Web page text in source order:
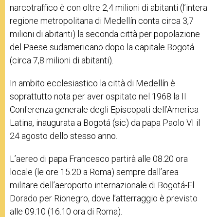
narcotraffico è con oltre 2,4 milioni di abitanti (l’intera
regione metropolitana di Medellín conta circa 3,7
milioni di abitanti) la seconda città per popolazione
del Paese sudamericano dopo la capitale Bogotá
(circa 7,8 milioni di abitanti).
In ambito ecclesiastico la città di Medellín è
soprattutto nota per aver ospitato nel 1968 la II
Conferenza generale degli Episcopati dell’America
Latina, inaugurata a Bogotá (sic) da papa Paolo VI il
24 agosto dello stesso anno.
L’aereo di papa Francesco partirà alle 08.20 ora
locale (le ore 15.20 a Roma) sempre dall’area
militare dell’aeroporto internazionale di Bogotá-El
Dorado per Rionegro, dove l’atterraggio è previsto
alle 09.10 (16.10 ora di Roma).